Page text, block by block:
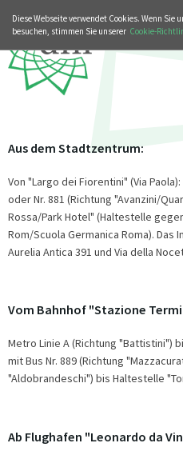
Diese Webseite verwendet Cookies. Wenn Sie
besuchen, stimmen Sie unserer Cookie-
Aus dem Stadtzentrum:
Von "Largo dei Fiorentini" (Via
oder Nr. 881 (Richtung "Avanzini/
Rossa/Park Hotel" (Haltestelle
Rom/Scuola Germanica Roma). Das
Aurelia Antica 391 und Via della
Vom Bahnhof "Stazione
Metro Linie A (Richtung "Battistini")
mit Bus Nr. 889 (Richtung
"Aldobrandeschi") bis Haltestelle
Ab Flughafen "Leonardo da